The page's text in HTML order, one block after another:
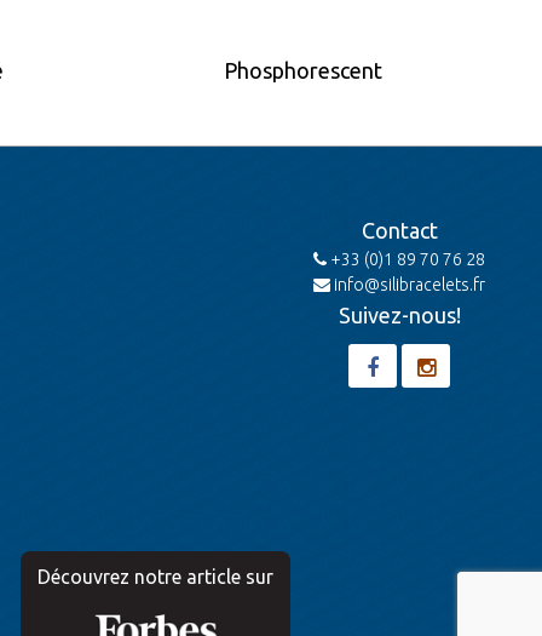
Phosphorescent
Contact
+33 (0)1 89 70 76 28
info@silibracelets.fr
Suivez-nous!
Découvrez notre article sur